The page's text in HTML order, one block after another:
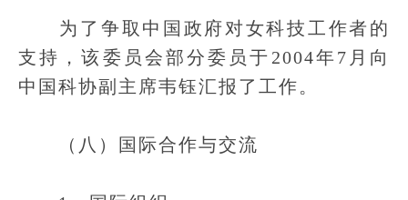
为了争取中国政府对女科技工作者的
支持，该委员会部分委员于2004年7月向
中国科协副主席韦钰汇报了工作。
（八）国际合作与交流